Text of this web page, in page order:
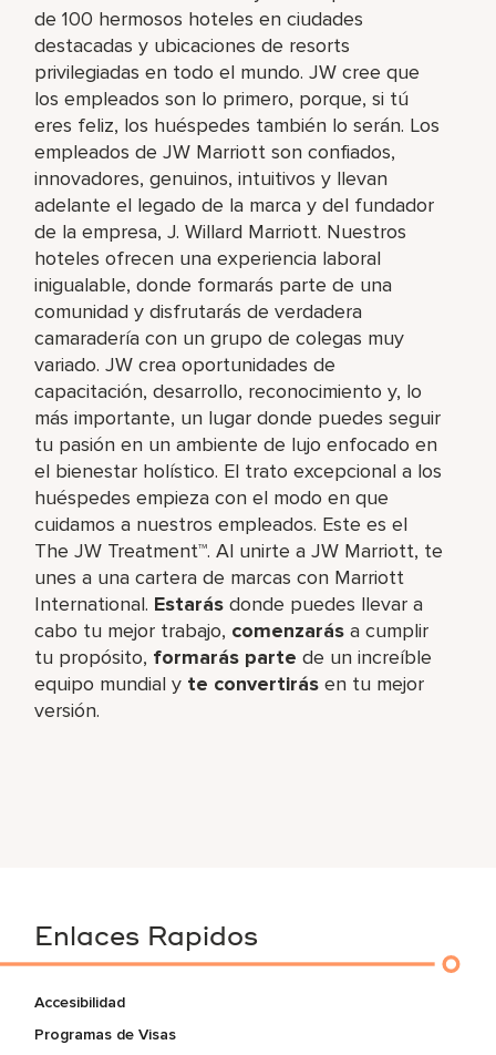
de 100 hermosos hoteles en ciudades
destacadas y ubicaciones de resorts
privilegiadas en todo el mundo. JW cree que
los empleados son lo primero, porque, si tú
eres feliz, los huéspedes también lo serán. Los
empleados de JW Marriott son confiados,
innovadores, genuinos, intuitivos y llevan
adelante el legado de la marca y del fundador
de la empresa, J. Willard Marriott. Nuestros
hoteles ofrecen una experiencia laboral
inigualable, donde formarás parte de una
comunidad y disfrutarás de verdadera
camaradería con un grupo de colegas muy
variado. JW crea oportunidades de
capacitación, desarrollo, reconocimiento y, lo
más importante, un lugar donde puedes seguir
tu pasión en un ambiente de lujo enfocado en
el bienestar holístico. El trato excepcional a los
huéspedes empieza con el modo en que
cuidamos a nuestros empleados. Este es el
The JW Treatment™. Al unirte a JW Marriott, te
unes a una cartera de marcas con Marriott
International. Estarás donde puedes llevar a
cabo tu mejor trabajo,​ comenzarás a cumplir
tu propósito, formarás parte de un increíble​
equipo mundial y te convertirás en tu mejor
versión.
Enlaces Rapidos
Accesibilidad
Programas de Visas